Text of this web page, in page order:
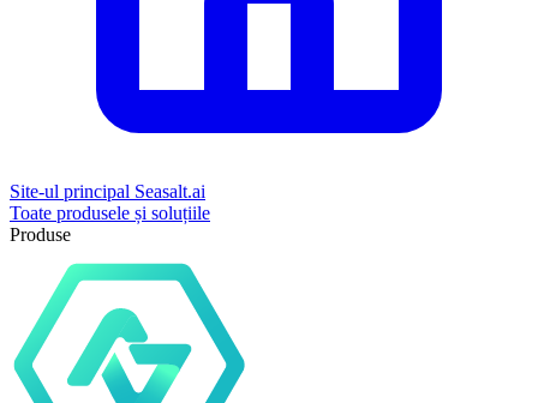
Site-ul principal Seasalt.ai
Toate produsele și soluțiile
Produse